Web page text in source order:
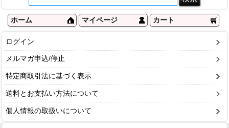
ホーム マイページ カート
ログイン
メルマガ申込/停止
特定商取引法に基づく表示
送料とお支払い方法について
個人情報の取扱いについて